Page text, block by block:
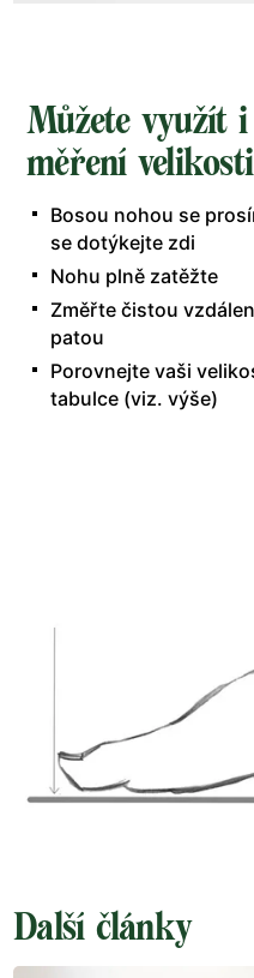
Můžete využít
měření velikosti
Bosou nohou se
se dotýkejte zdi
Nohu plně zatěžte
Změřte čistou
patou
Porovnejte vaši
tabulce (viz. výše)
Další články